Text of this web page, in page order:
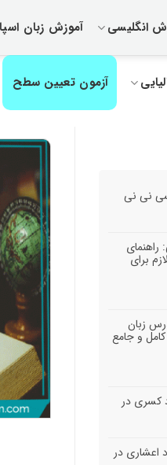
انگلیسی آموزش زبان
آزمون تعیین سطح
نی نی
راهنمای
برای
زبان
و جامع
کسری در
اعشاری در